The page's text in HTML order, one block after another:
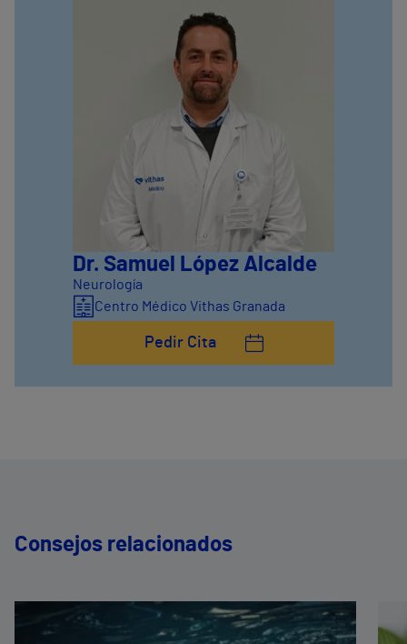
Dr. Samuel López Alcalde
Neurología
Centro Médico Vithas Granada
Pedir Cita
Consejos relacionados